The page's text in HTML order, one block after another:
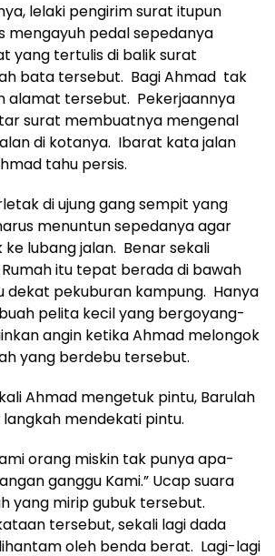
lelaki pengirim surat itupun
mengayuh pedal sepedanya
yang tertulis di balik surat
bata tersebut. Bagi Ahmad tak
alamat tersebut. Pekerjaannya
surat membuatnya mengenal
di kotanya. Ibarat kata jalan
tahu persis.
di ujung gang sempit yang
menuntun sepedanya agar
lubang jalan. Benar sekali
itu tepat berada di bawah
dekat pekuburan kampung. Hanya
pelita kecil yang bergoyang-
angin ketika Ahmad melongok
yang berdebu tersebut.
Ahmad mengetuk pintu, Barulah
mendekati pintu.
orang miskin tak punya apa-
ganggu Kami.” Ucap suara
yang mirip gubuk tersebut.
tersebut, sekali lagi dada
oleh benda berat. Lagi-lagi